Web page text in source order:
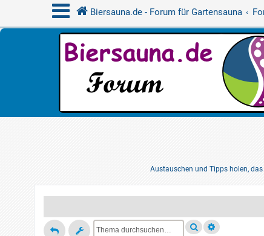
Biersauna.de - Forum für Gartensauna
Austauschen und Tipps holen,